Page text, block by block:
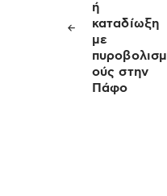
ή
καταδίωξη
με
πυροβολισμ
ούς στην
Πάφο